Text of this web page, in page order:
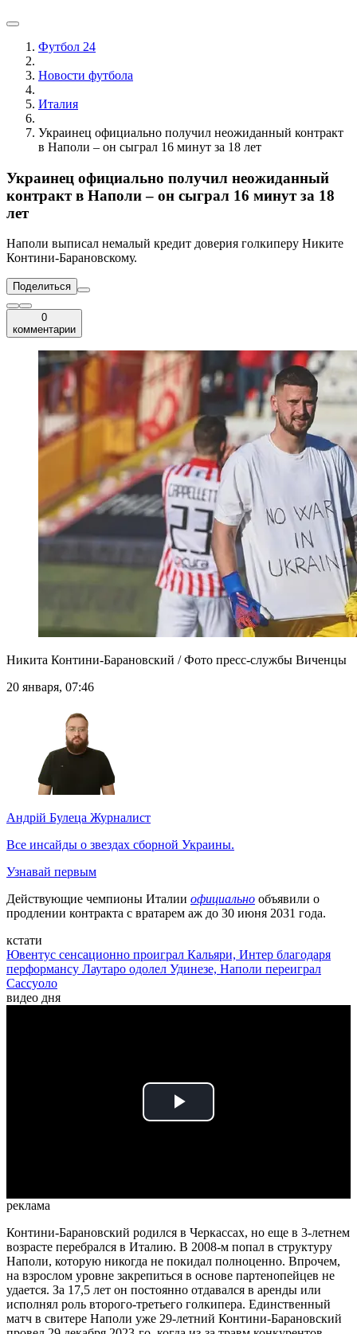
Футбол 24
Новости футбола
Италия
Украинец официально получил неожиданный контракт
в Наполи – он сыграл 16 минут за 18 лет
Украинец официально получил неожиданный
контракт в Наполи – он сыграл 16 минут за 18
лет
Наполи выписал немалый кредит доверия голкиперу Никите
Контини-Барановскому.
Поделиться
0
комментарии
Никита Контини-Барановский / Фото пресс-службы Виченцы
20 января, 07:46
Андрій Булеца Журналист
Все инсайды о звездах сборной Украины.
Узнавай первым
Действующие чемпионы Италии официально объявили о
продлении контракта с вратарем аж до 30 июня 2031 года.
кстати
Ювентус сенсационно проиграл Кальяри, Интер благодаря
перформансу Лаутаро одолел Удинезе, Наполи переиграл
Сассуоло
видео дня
Play
реклама
Контини-Барановский родился в Черкассах, но еще в 3-летнем
возрасте перебрался в Италию. В 2008-м попал в структуру
Наполи, которую никогда не покидал полноценно. Впрочем,
на взрослом уровне закрепиться в основе партенопейцев не
удается. За 17,5 лет он постоянно отдавался в аренды или
исполнял роль второго-третьего голкипера. Единственный
матч в свитере Наполи уже 29-летний Контини-Барановский